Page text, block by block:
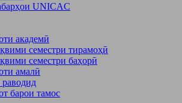
UNICAC
академӣ
семестри тирамоҳӣ
семестри баҳорӣ
амалӣ
барои тамос